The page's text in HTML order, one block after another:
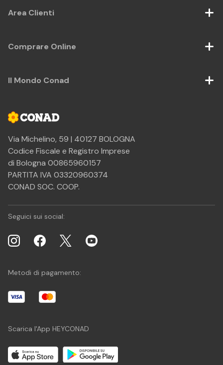
Via Michelino, 59 | 40127 BOLOGNA
Codice Fiscale e Registro Imprese
di Bologna 00865960157
PARTITA IVA 03320960374
CONAD SOC. COOP.
Area Clienti
Comprare Online
Il Mondo Conad
Seguici sui social:
Metodi di pagamento:
Scarica l'App HEYCONAD